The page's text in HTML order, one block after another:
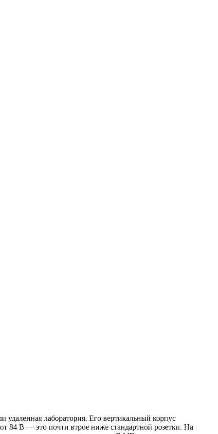
лаборатория. Его вертикальный корпус
84 В — это почти втрое ниже стандартной розетки. На